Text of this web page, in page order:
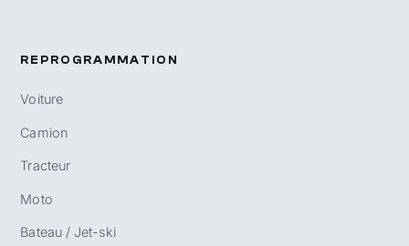
REPROGRAMMATION
Voiture
Camion
Tracteur
Moto
Bateau / Jet-ski